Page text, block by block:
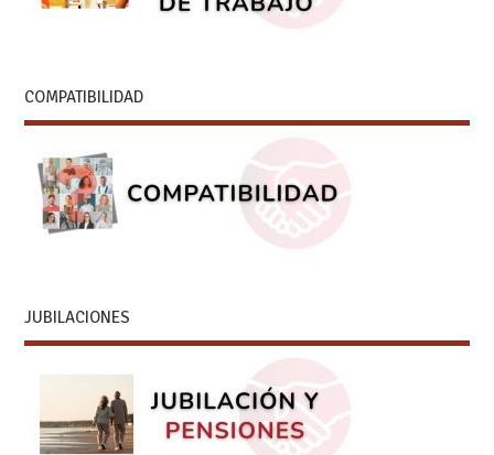
COMPATIBILIDAD
JUBILACIONES